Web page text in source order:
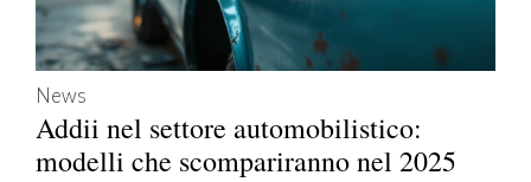
News
Addii nel settore automobilistico:
modelli che scompariranno nel 2025